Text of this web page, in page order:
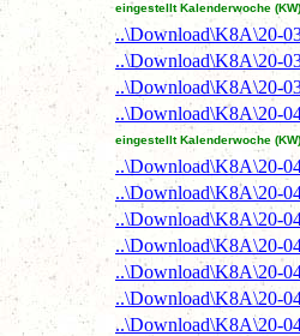
eingestellt Kalenderwoche
..\Download\K8A\20-
..\Download\K8A\20-
..\Download\K8A\20-
..\Download\K8A\20-
eingestellt Kalenderwoche
..\Download\K8A\20-
..\Download\K8A\20-
..\Download\K8A\20-
..\Download\K8A\20-
..\Download\K8A\20-
..\Download\K8A\20-
..\Download\K8A\20-